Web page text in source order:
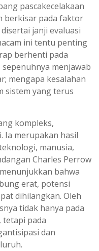
pascakecelakaan
berkisar pada faktor
janji evaluasi
ini tentu penting
berhenti pada
menjawab
mengapa kesalahan
sistem yang terus
kompleks,
Ia merupakan hasil
manusia,
Charles Perrow
bahwa
erat, potensi
dihilangkan. Oleh
tidak hanya pada
tetapi pada
dan